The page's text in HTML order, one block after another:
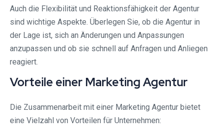
Auch die Flexibilität und Reaktionsfähigkeit der Agentur
sind wichtige Aspekte. Überlegen Sie, ob die Agentur in
der Lage ist, sich an Änderungen und Anpassungen
anzupassen und ob sie schnell auf Anfragen und Anliegen
reagiert.
Vorteile einer Marketing Agentur
Die Zusammenarbeit mit einer Marketing Agentur bietet
eine Vielzahl von Vorteilen für Unternehmen: